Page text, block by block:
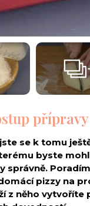
přípravy
se k tomu
byste
správně.
pizzy na
z něho